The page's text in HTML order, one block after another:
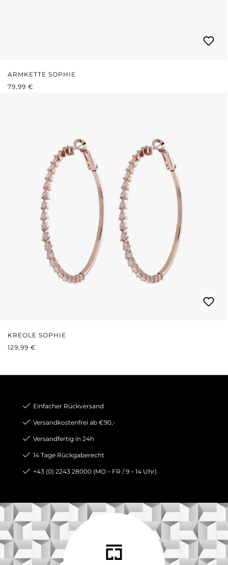
ARMKETTE SOPHIE
REGULÄRER PREIS:
79,99 €
KREOLE SOPHIE
REGULÄRER PREIS:
129,99 €
Einfacher Rückversand
Versandkostenfrei ab €90,-
Versandfertig in 24h
14 Tage Rückgaberecht
+43 (0) 2243 28000 (MO – FR / 9 – 14 Uhr)